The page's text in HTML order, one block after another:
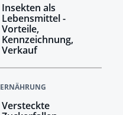
Insekten als
Lebensmittel -
Vorteile,
Kennzeichnung,
Verkauf
ERNÄHRUNG
Versteckte